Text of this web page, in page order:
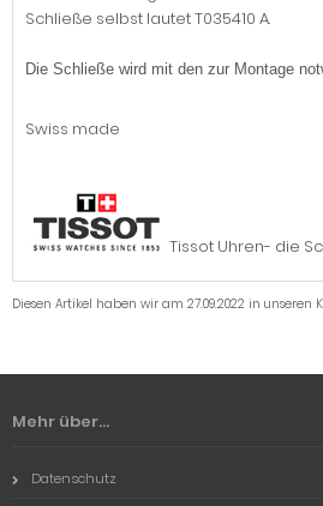
Schließe selbst lautet T035410 A.
Die Schließe wird mit den zur Montage
Swiss made
Tissot Uhren- die
Diesen Artikel haben wir am 27.09.2022 in
Mehr über...
Datenschutz